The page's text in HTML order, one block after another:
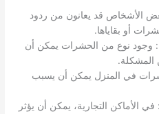
الأشخاص قد يعانون من ردود
أو بقاياها.
: وجود نوع من الحشرات يمكن أن
المشكلة.
في المنزل يمكن أن يسبب
: في الأماكن التجارية، يمكن أن يؤثر